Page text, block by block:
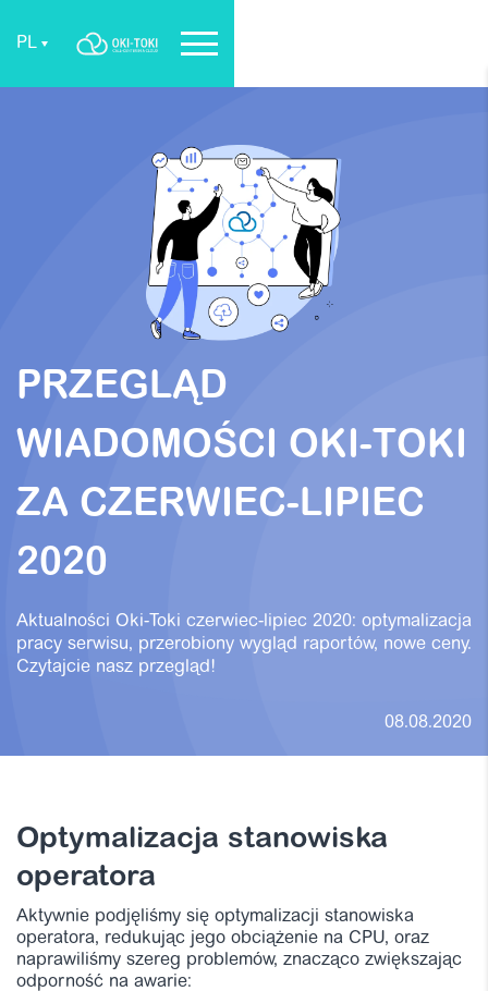
PL
08.08.2020
PRZEGLĄD
WIADOMOŚCI OKI-TOKI
ZA CZERWIEC-LIPIEC
2020
Aktualności Oki-Toki czerwiec-lipiec 2020: optymalizacja
pracy serwisu, przerobiony wygląd raportów, nowe ceny.
Czytajcie nasz przegląd!
Optymalizacja stanowiska
operatora
Aktywnie podjęliśmy się optymalizacji stanowiska
operatora, redukując jego obciążenie na CPU, oraz
naprawiliśmy szereg problemów, znacząco zwiększając
odporność na awarie: